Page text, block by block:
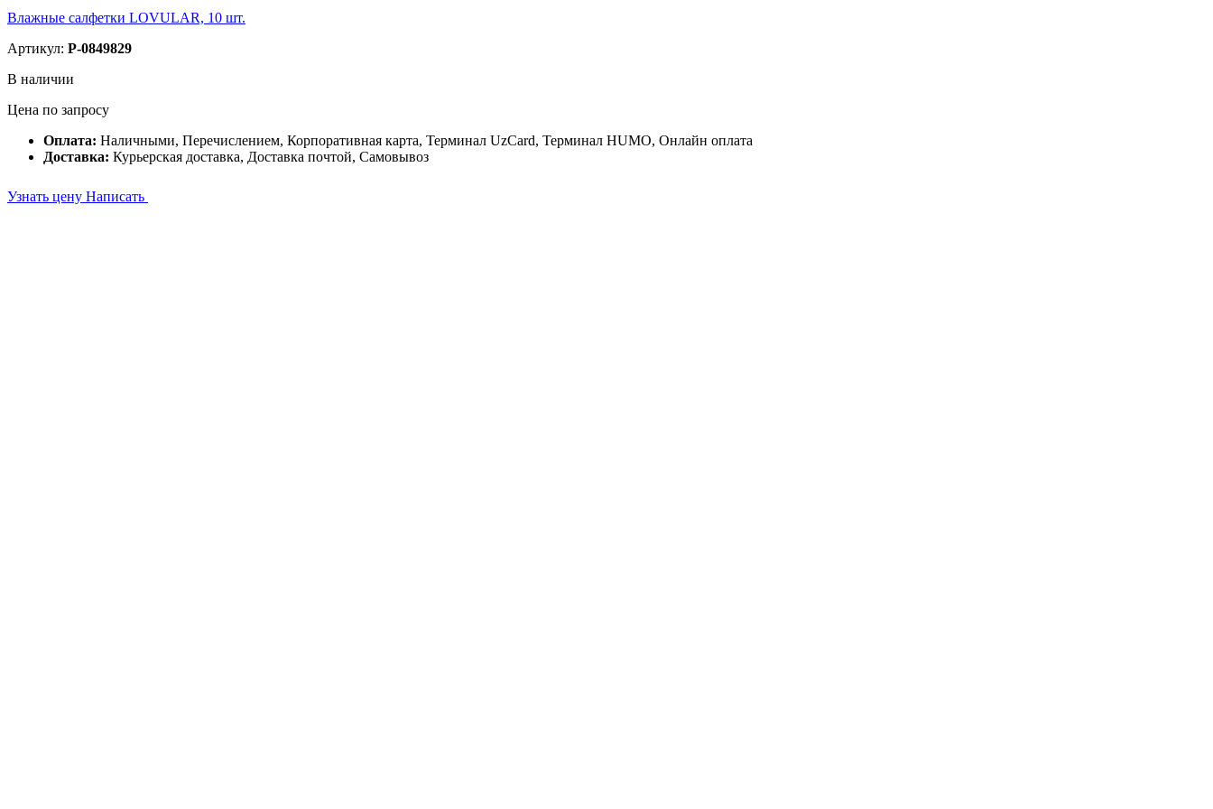
Влажные салфетки LOVULAR, 10 шт.
Артикул: P-0849829
В наличии
Цена по запросу
Оплата: Наличными, Перечислением, Корпоративная карта, Терминал UzCard, Терминал HUMO, Онлайн оплата
Доставка: Курьерская доставка, Доставка почтой, Самовывоз
Узнать цену Написать